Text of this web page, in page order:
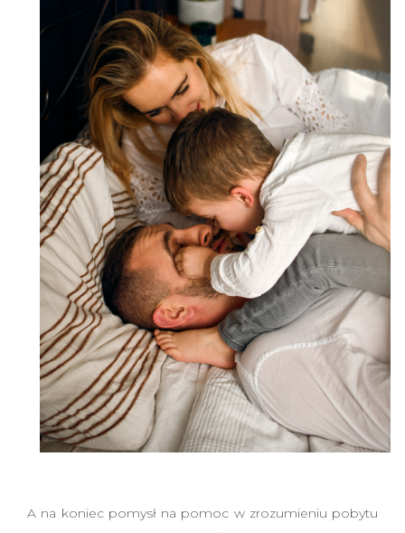
A na koniec pomysł na pomoc w zrozumieniu pobytu